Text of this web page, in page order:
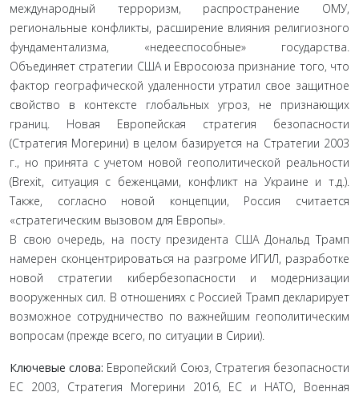
международный терроризм, распространение ОМУ,
региональные конфликты, расширение влияния религиозного
фундаментализма, «недееспособные» государства.
Объединяет стратегии США и Евросоюза признание того, что
фактор географической удаленности утратил свое защитное
свойство в контексте глобальных угроз, не признающих
границ. Новая Европейская стратегия безопасности
(Стратегия Могерини) в целом базируется на Стратегии 2003
г., но принята с учетом новой геополитической реальности
(Brexit, ситуация с беженцами, конфликт на Украине и т.д.).
Также, согласно новой концепции, Россия считается
«стратегическим вызовом для Европы».
В свою очередь, на посту президента США Дональд Трамп
намерен сконцентрироваться на разгроме ИГИЛ, разработке
новой стратегии кибербезопасности и модернизации
вооруженных сил. В отношениях с Россией Трамп декларирует
возможное сотрудничество по важнейшим геополитическим
вопросам (прежде всего, по ситуации в Сирии).
Ключевые слова: Европейский Союз, Стратегия безопасности
ЕС 2003, Стратегия Могерини 2016, ЕС и НАТО, Военная